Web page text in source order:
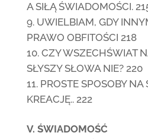
A SIŁĄ ŚWIADOMOŚCI.
UWIELBIAM, GDY
PRAWO OBFITOŚCI 218
CZY WSZECHŚWIAT
SŁYSZY SŁOWA NIE? 220
PROSTE SPOSOBY
KREACJĘ.. 222
V. ŚWIADOMOŚĆ